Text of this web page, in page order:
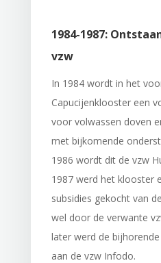
1984-1987:
vzw
In 1984 wordt in het
Capucijenklooster een
voor volwassen doven
met bijkomende
1986 wordt dit de vzw
1987 werd het klooster
subsidies gekocht van
wel door de verwante
later werd de
aan de vzw Infodo.